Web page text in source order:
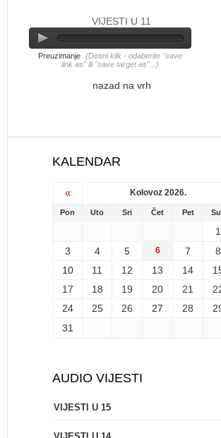
VIJESTI U 11
Preuzimanje (Desni klik - odaberite "save
link as" ili "save target as"...)
nazad na vrh
KALENDAR
« Kolovoz 2026.
Pon Uto Sri Čet Pet
1
3
4 5 6 7 8
10
11 12 13 14
17
18 19 20 21
24
25 26 27 28
31
AUDIO VIJESTI
VIJESTI U 15
Zaboravili ste lozinku?